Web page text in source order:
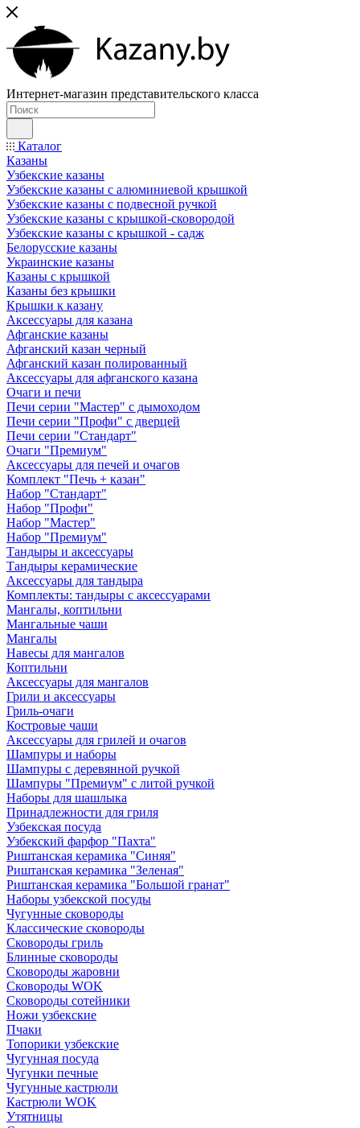
Интернет-магазин представительского класса
Каталог
Казаны
Узбекские казаны
Узбекские казаны с алюминиевой крышкой
Узбекские казаны с подвесной ручкой
Узбекские казаны с крышкой-сковородой
Узбекские казаны с крышкой - садж
Белорусские казаны
Украинские казаны
Казаны с крышкой
Казаны без крышки
Крышки к казану
Аксессуары для казана
Афганские казаны
Афганский казан черный
Афганский казан полированный
Аксессуары для афганского казана
Очаги и печи
Печи серии "Мастер" с дымоходом
Печи серии "Профи" с дверцей
Печи серии "Стандарт"
Очаги "Премиум"
Аксессуары для печей и очагов
Комплект "Печь + казан"
Набор "Стандарт"
Набор "Профи"
Набор "Мастер"
Набор "Премиум"
Тандыры и аксессуары
Тандыры керамические
Аксессуары для тандыра
Комплекты: тандыры с аксессуарами
Мангалы, коптильни
Мангальные чаши
Мангалы
Навесы для мангалов
Коптильни
Аксессуары для мангалов
Грили и аксессуары
Гриль-очаги
Костровые чаши
Аксессуары для грилей и очагов
Шампуры и наборы
Шампуры с деревянной ручкой
Шампуры "Премиум" с литой ручкой
Наборы для шашлыка
Принадлежности для гриля
Узбекская посуда
Узбекский фарфор "Пахта"
Риштанская керамика "Синяя"
Риштанская керамика "Зеленая"
Риштанская керамика "Большой гранат"
Наборы узбекской посуды
Чугунные сковороды
Классические сковороды
Сковороды гриль
Блинные сковороды
Сковороды жаровни
Сковороды WOK
Сковороды сотейники
Ножи узбекские
Пчаки
Топорики узбекские
Чугунная посуда
Чугунки печные
Чугунные кастрюли
Кастрюли WOK
Утятницы